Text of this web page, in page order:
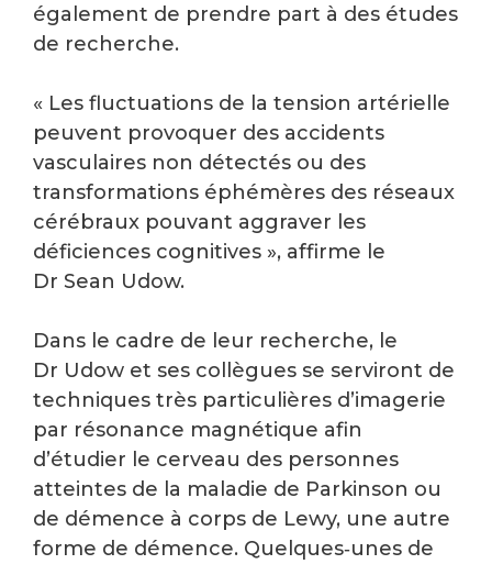
également de prendre part à des études
de recherche.
« Les fluctuations de la tension artérielle
peuvent provoquer des accidents
vasculaires non détectés ou des
transformations éphémères des réseaux
cérébraux pouvant aggraver les
déficiences cognitives », affirme le
Dr Sean Udow.
Dans le cadre de leur recherche, le
Dr Udow et ses collègues se serviront de
techniques très particulières d’imagerie
par résonance magnétique afin
d’étudier le cerveau des personnes
atteintes de la maladie de Parkinson ou
de démence à corps de Lewy, une autre
forme de démence. Quelques‑unes de